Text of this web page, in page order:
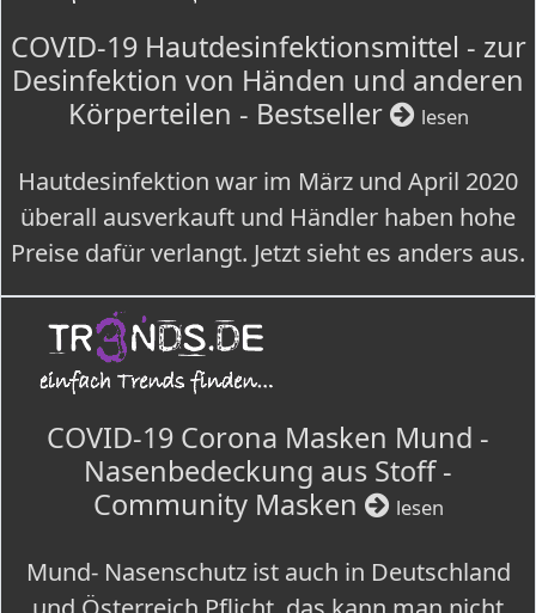
COVID-19 Hautdesinfektionsmittel - zur
Desinfektion von Händen und anderen
Körperteilen - Bestseller
lesen
Hautdesinfektion war im März und April 2020
überall ausverkauft und Händler haben hohe
Preise dafür verlangt. Jetzt sieht es anders aus.
COVID-19 Corona Masken Mund -
Nasenbedeckung aus Stoff -
Community Masken
lesen
Mund- Nasenschutz ist auch in Deutschland